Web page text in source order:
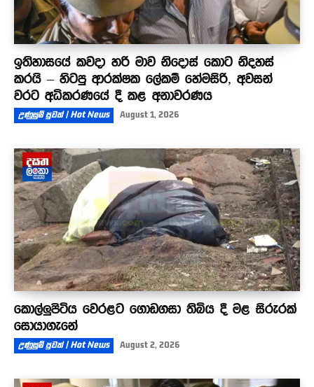
ඉතිහාසයේ කවදා හරි මාව නිදොස් කොට නිදහස්
කරයි – හිටපු ආරක්ෂක ලේකම් හේමසිරි, අවසන්
වරට අධිකරණයේ දී කළ අනාවරණය
උණුසුම් පුවත් | Hot News August 1, 2026
කොල්ලුපිටිය වෙරළට ගොඩගසා තිබිය දී මළ සිරුරක්
සොයාගැනේ
උණුසුම් පුවත් | Hot News August 2, 2026